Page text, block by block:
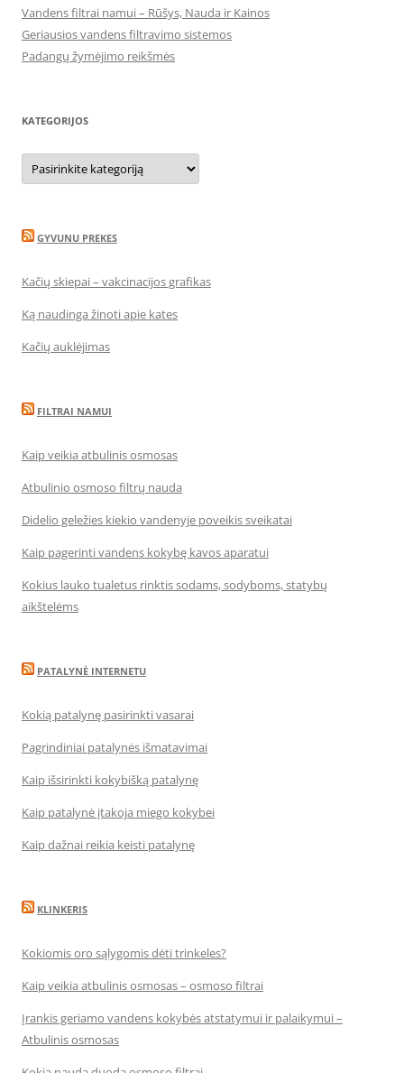
Vandens filtrai namui – Rūšys, Nauda ir Kainos
Geriausios vandens filtravimo sistemos
Padangų žymėjimo reikšmės
KATEGORIJOS
Kategorijos
GYVUNU PREKES
Kačių skiepai – vakcinacijos grafikas
Ką naudinga žinoti apie kates
Kačių auklėjimas
FILTRAI NAMUI
Kaip veikia atbulinis osmosas
Atbulinio osmoso filtrų nauda
Didelio geležies kiekio vandenyje poveikis sveikatai
Kaip pagerinti vandens kokybę kavos aparatui
Kokius lauko tualetus rinktis sodams, sodyboms, statybų
aikštelėms
PATALYNĖ INTERNETU
Kokią patalynę pasirinkti vasarai
Pagrindiniai patalynės išmatavimai
Kaip išsirinkti kokybišką patalynę
Kaip patalynė įtakoja miego kokybei
Kaip dažnai reikia keisti patalynę
KLINKERIS
Kokiomis oro sąlygomis dėti trinkeles?
Kaip veikia atbulinis osmosas – osmoso filtrai
Įrankis geriamo vandens kokybės atstatymui ir palaikymui –
Atbulinis osmosas